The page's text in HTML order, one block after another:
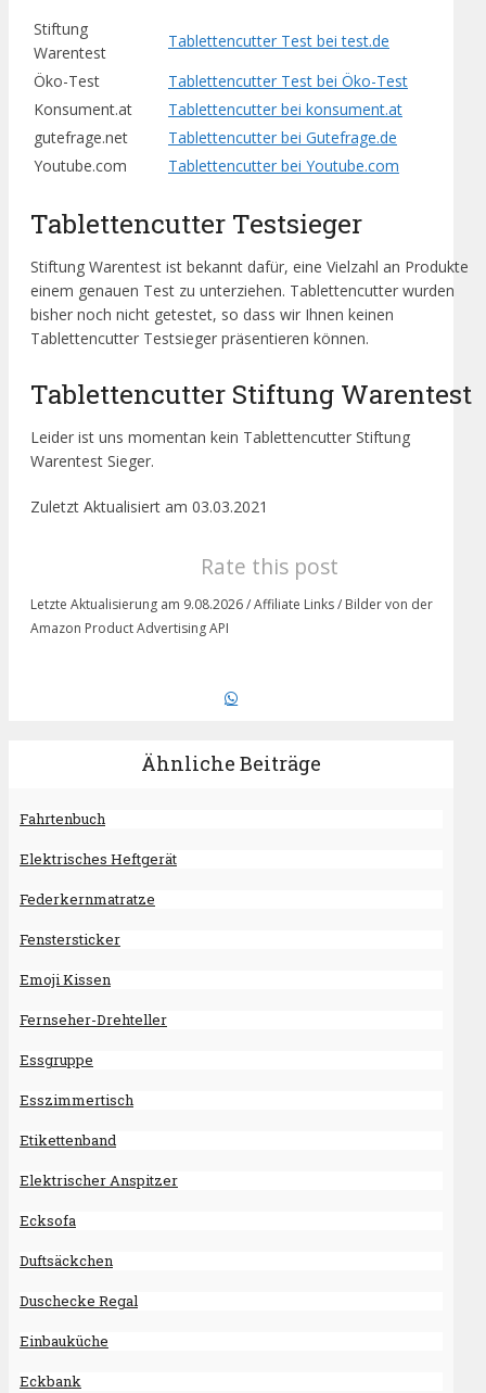
Stiftung
Warentest
Tablettencutter Test bei test.de
Öko-Test
Tablettencutter Test bei Öko-Test
Konsument.at
Tablettencutter bei konsument.at
gutefrage.net
Tablettencutter bei Gutefrage.de
Youtube.com
Tablettencutter bei Youtube.com
Tablettencutter Testsieger
Stiftung Warentest ist bekannt dafür, eine Vielzahl an Produkte
einem genauen Test zu unterziehen. Tablettencutter wurden
bisher noch nicht getestet, so dass wir Ihnen keinen
Tablettencutter Testsieger präsentieren können.
Tablettencutter Stiftung Warentest
Leider ist uns momentan kein Tablettencutter Stiftung
Warentest Sieger.
Zuletzt Aktualisiert am 03.03.2021
Rate this post
Letzte Aktualisierung am 9.08.2026 / Affiliate Links / Bilder von der
Amazon Product Advertising API
Ähnliche Beiträge
Fahrtenbuch
Elektrisches Heftgerät
Federkernmatratze
Fenstersticker
Emoji Kissen
Fernseher-Drehteller
Essgruppe
Esszimmertisch
Etikettenband
Elektrischer Anspitzer
Ecksofa
Duftsäckchen
Duschecke Regal
Einbauküche
Eckbank